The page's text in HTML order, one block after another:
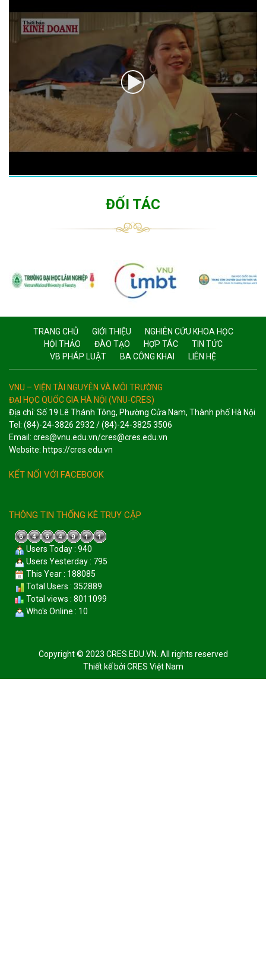
ĐỐI TÁC
TRANG CHỦ GIỚI THIỆU
NGHIÊN CỨU KHOA HỌC
HỘI THẢO
ĐÀO TẠO HỢP TÁC
TIN TỨC
VB PHÁP LUẬT
BA CÔNG KHAI LIÊN HỆ
VNU – VIỆN TÀI NGUYÊN VÀ MÔI TRƯỜNG
ĐẠI HỌC QUỐC GIA HÀ NỘI (VNU-CRES)
Địa chỉ: Số 19 Lê Thánh Tông, Phường Cửa Nam, Thành phố Hà Nội
Tel: (84)-24-3826 2932 / (84)-24-3825 3506
Email: cres@vnu.edu.vn/cres@cres.edu.vn
Website: https://cres.edu.vn
KẾT NỐI VỚI FACEBOOK
THÔNG TIN THỐNG KÊ TRUY CẬP
Users Today : 940
Users Yesterday : 795
This Year : 188085
Total Users : 352889
Total views : 8011099
Who's Online : 10
Copyright © 2023 CRES.EDU.VN. All rights reserved
Thiết kế bởi CRES Việt Nam